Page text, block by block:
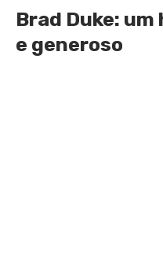
Brad Duke:
e generoso